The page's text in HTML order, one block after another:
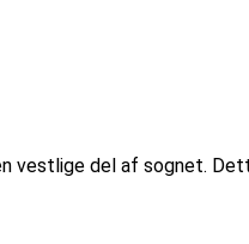
vestlige del af sognet.